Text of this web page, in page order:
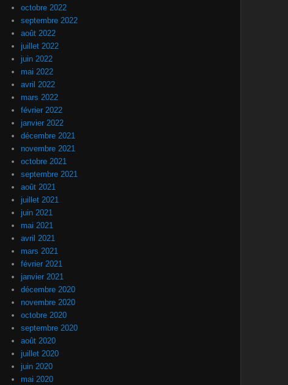
octobre 2022
septembre 2022
août 2022
juillet 2022
juin 2022
mai 2022
avril 2022
mars 2022
février 2022
janvier 2022
décembre 2021
novembre 2021
octobre 2021
septembre 2021
août 2021
juillet 2021
juin 2021
mai 2021
avril 2021
mars 2021
février 2021
janvier 2021
décembre 2020
novembre 2020
octobre 2020
septembre 2020
août 2020
juillet 2020
juin 2020
mai 2020